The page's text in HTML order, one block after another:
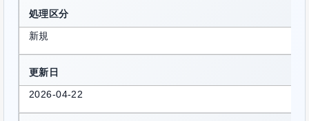
処理区分
新規
更新日
2026-04-22